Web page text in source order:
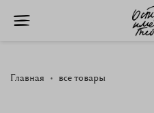
Главная все товары